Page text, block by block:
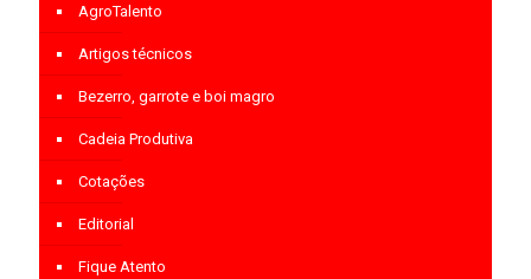
AgroTalento
Artigos técnicos
Bezerro, garrote e boi magro
Cadeia Produtiva
Cotações
Editorial
Fique Atento